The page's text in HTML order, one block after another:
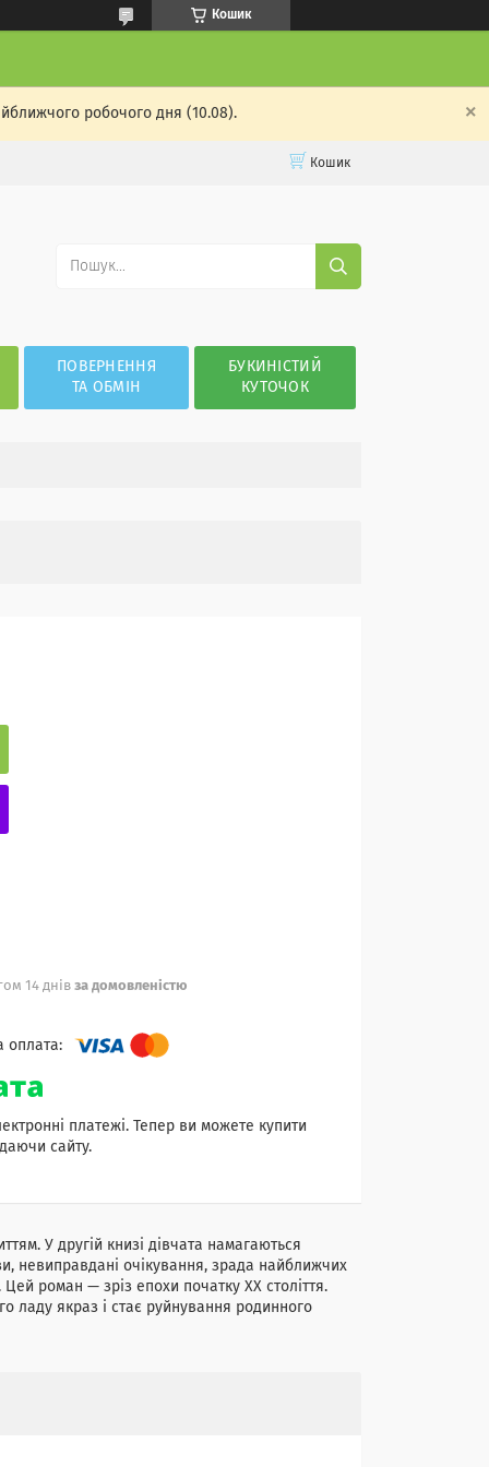
Кошик
робочого дня (10.08).
Кошик
ПОВЕРНЕННЯ
ТА ОБМІН
БУКИНІСТИЙ
КУТОЧОК
14 днів за домовленістю
платежі. Тепер ви можете купити
сайту.
У другій книзі дівчата намагаються
невиправдані очікування, зрада найближчих
роман — зріз епохи початку XX століття.
ладу якраз і стає руйнування родинного